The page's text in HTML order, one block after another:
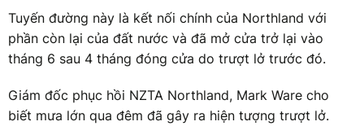
Tuyến đường này là kết nối chính của Northland với
phần còn lại của đất nước và đã mở cửa trở lại vào
tháng 6 sau 4 tháng đóng cửa do trượt lở trước đó.
Giám đốc phục hồi NZTA Northland, Mark Ware cho
biết mưa lớn qua đêm đã gây ra hiện tượng trượt lở.